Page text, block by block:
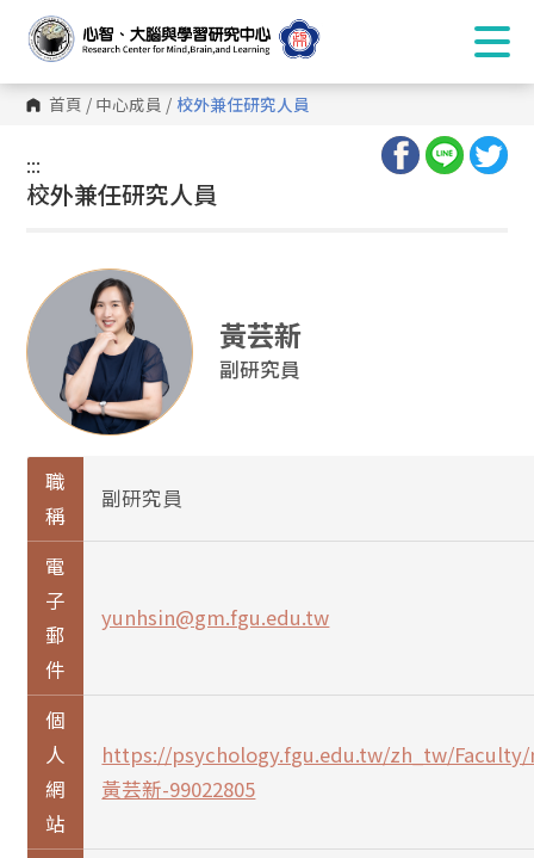
首頁 / 中心成員 / 校外兼任研究人員
:::
:::
校外兼任研究人員
黃芸新
副研究員
職
稱
副研究員
電
子
郵
件
yunhsin@gm.fgu.edu.tw
個
人
網
站
https://psychology.fgu.edu.tw/zh_tw/
黃芸新-99022805